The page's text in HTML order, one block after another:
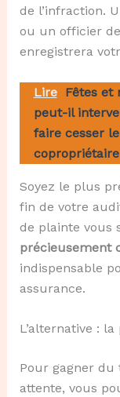
de l’infraction.
ou un officier
enregistrera
Lire Fêtes et
peut-il
faire cesser
Soyez le plus
fin de votre
de plainte vous
précieusement
indispensable
assurance.
L’alternative :
Pour gagner
attente, vous